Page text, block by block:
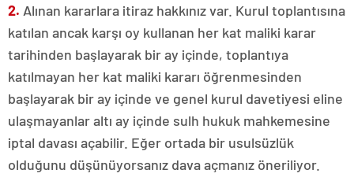
2. Alınan kararlara itiraz hakkınız var. Kurul toplantısına
katılan ancak karşı oy kullanan her kat maliki karar
tarihinden başlayarak bir ay içinde, toplantıya
katılmayan her kat maliki kararı öğrenmesinden
başlayarak bir ay içinde ve genel kurul davetiyesi eline
ulaşmayanlar altı ay içinde sulh hukuk mahkemesine
iptal davası açabilir. Eğer ortada bir usulsüzlük
olduğunu düşünüyorsanız dava açmanız öneriliyor.